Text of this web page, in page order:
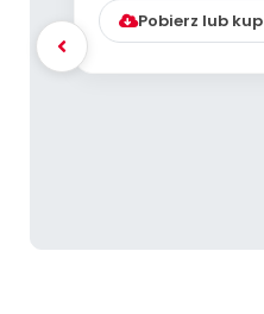
Pobierz lub kup